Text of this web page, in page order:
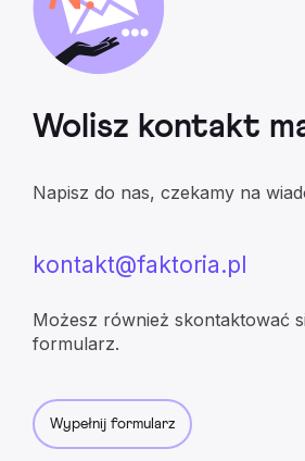
Wolisz kontakt
Napisz do nas, czekamy na
kontakt@faktoria.pl
Możesz również skontaktować
formularz.
Wypełnij formularz